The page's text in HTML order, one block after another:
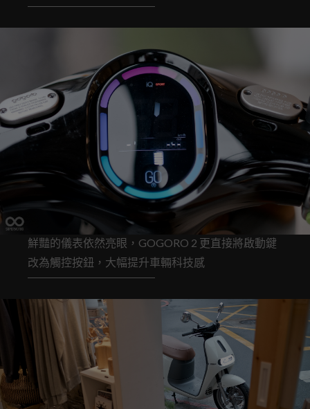
鮮豔的儀表依然亮眼，GOGORO 2 更直接將啟動鍵
改為觸控按鈕，大幅提升車輛科技感